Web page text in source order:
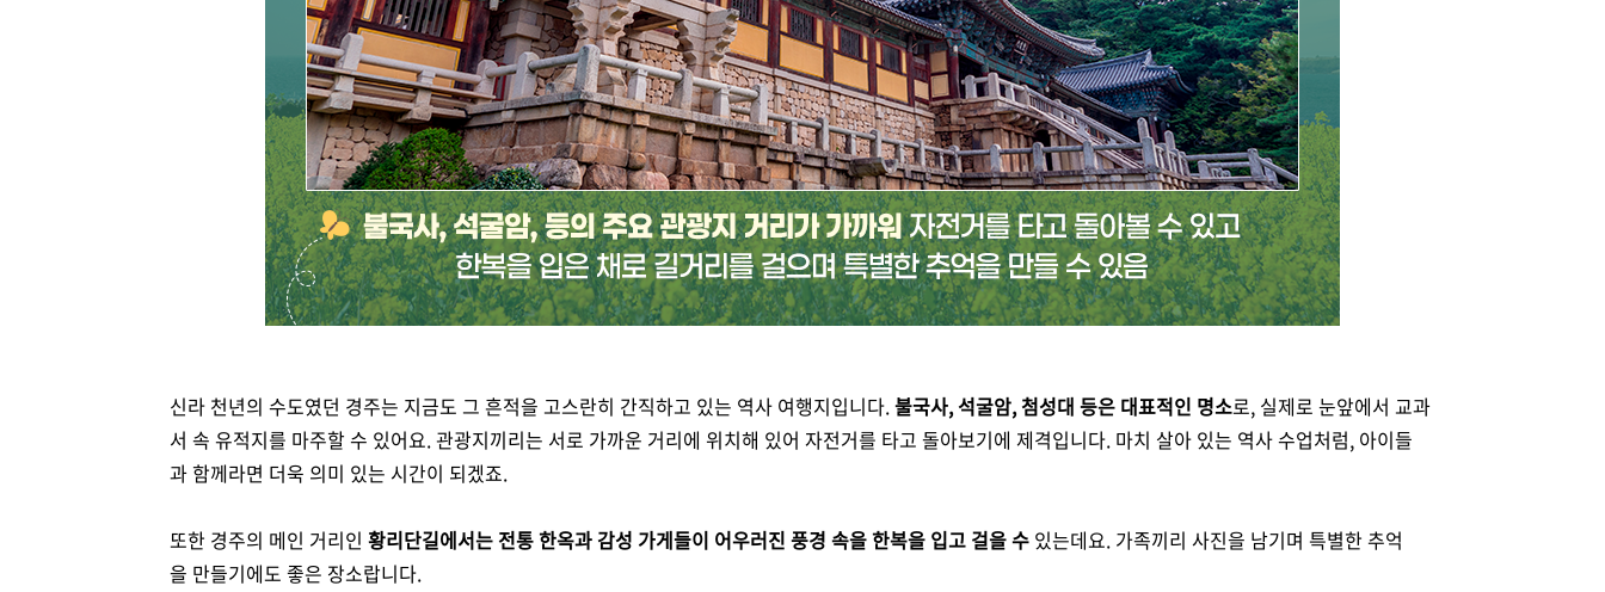
신라 천년의 수도였던 경주는 지금도 그 흔적을 고스란히 간직하고 있는 역사 여행지입니다.불국사, 석굴암, 첨성대 등은 대표적인 명소로, 실제로 눈앞에서 교과
서 속 유적지를 마주할 수 있어요. 관광지끼리는 서로 가까운 거리에 위치해 있어 자전거를 타고 돌아보기에 제격입니다. 마치 살아 있는 역사 수업처럼, 아이들
과 함께라면 더욱 의미 있는 시간이 되겠죠.
또한 경주의 메인 거리인 황리단길에서는 전통 한옥과 감성 가게들이 어우러진 풍경 속을 한복을 입고 걸을 수 있는데요. 가족끼리 사진을 남기며 특별한 추억
을 만들기에도 좋은 장소랍니다.